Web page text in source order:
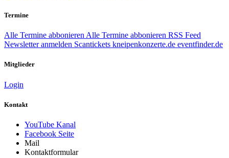
Termine
Alle Termine abbonieren Alle Termine abbonieren RSS Feed
Newsletter anmelden Scantickets kneipenkonzerte.de eventfinder.de
Mitglieder
Login
Kontakt
YouTube Kanal
Facebook Seite
Mail
Kontaktformular